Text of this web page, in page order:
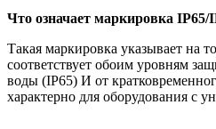
Что означает маркировка IP65/
Такая маркировка указывает на
соответствует обоим уровням
воды (IP65) И от
характерно для оборудования с